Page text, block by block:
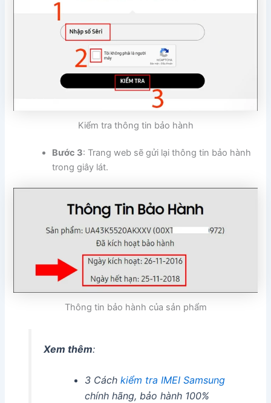
Kiểm tra thông tin bảo hành
Bước 3: Trang web sẽ gửi lại thông tin bảo hành
trong giây lát.
Thông tin bảo hành của sản phẩm
Xem thêm:
3 Cách kiểm tra IMEI Samsung
chính hãng, bảo hành 100%